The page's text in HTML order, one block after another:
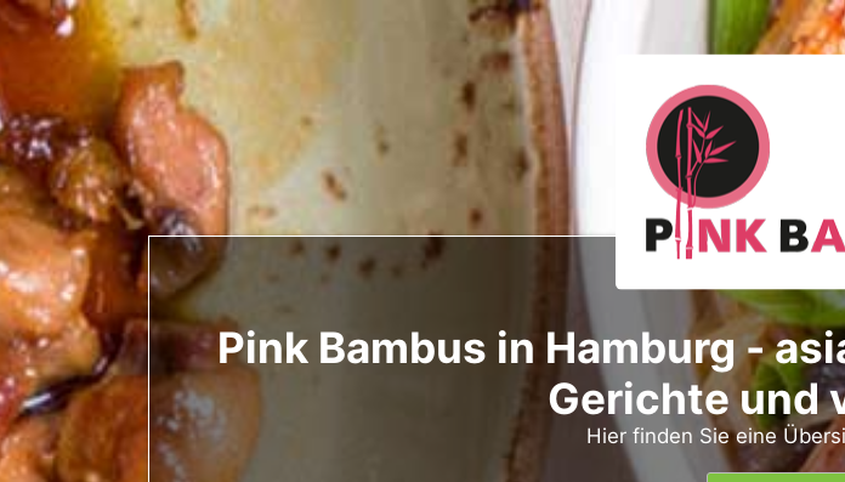
Pink Bambus in Hamburg -
Gerichte und
Hier finden Sie eine